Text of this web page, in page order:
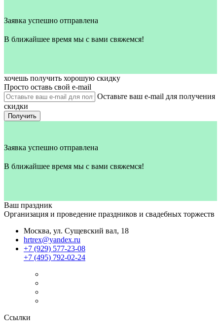
Заявка успешно отправлена
В ближайшее время мы с вами свяжемся!
хочешь получить хорошую скидку
Просто оставь свой e‑mail
Оставьте ваш e-mail для получения
скидки
Получить
Заявка успешно отправлена
В ближайшее время мы с вами свяжемся!
Ваш праздник
Организация и проведение праздников и свадебных торжеств
Москва, ул. Сущевский вал, 18
hrtrex@yandex.ru
+7 (929) 577-23-08
+7 (495) 792-02-24
Ссылки